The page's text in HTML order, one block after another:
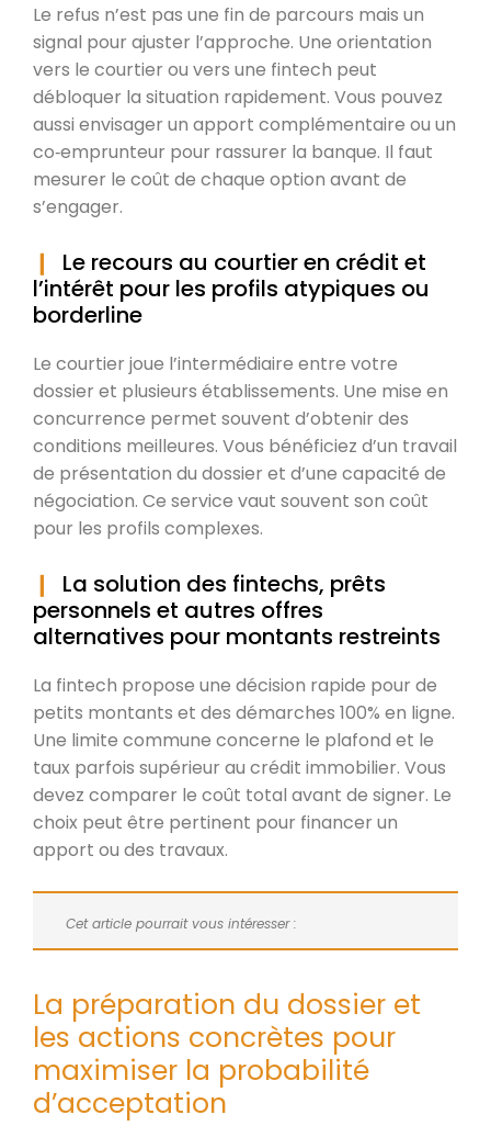
Le refus n’est pas une fin de parcours mais un
signal pour ajuster l’approche. Une orientation
vers le courtier ou vers une fintech peut
débloquer la situation rapidement. Vous pouvez
aussi envisager un apport complémentaire ou un
co‑emprunteur pour rassurer la banque. Il faut
mesurer le coût de chaque option avant de
s’engager.
Le recours au courtier en crédit et
l’intérêt pour les profils atypiques ou
borderline
Le courtier joue l’intermédiaire entre votre
dossier et plusieurs établissements. Une mise en
concurrence permet souvent d’obtenir des
conditions meilleures. Vous bénéficiez d’un travail
de présentation du dossier et d’une capacité de
négociation. Ce service vaut souvent son coût
pour les profils complexes.
La solution des fintechs, prêts
personnels et autres offres
alternatives pour montants restreints
La fintech propose une décision rapide pour de
petits montants et des démarches 100% en ligne.
Une limite commune concerne le plafond et le
taux parfois supérieur au crédit immobilier. Vous
devez comparer le coût total avant de signer. Le
choix peut être pertinent pour financer un
apport ou des travaux.
Cet article pourrait vous intéresser :
La préparation du dossier et
les actions concrètes pour
maximiser la probabilité
d’acceptation